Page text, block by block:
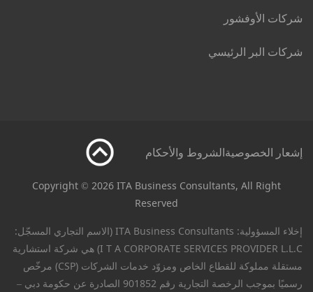
شركات الأوفشور
شركات البر الرئيسي
إشعار الخصوصيةالشروط والأحكام
Copyright © 2026 ITA Business Consultants, All Right
Reserved
إخلاء المسؤولية: ITA Business Consultants (الاسم التجاري المسجّل:
I T A CORPORATE SERVICES PROVIDER L.L.C) هي شركة استشارية
مستقلة مملوكة للقطاع الخاص ومزوّد خدمات الشركات (CSP) مرخّص
رسميًا بموجب الرخصة التجارية رقم 901852 الصادرة عن حكومة دبي –